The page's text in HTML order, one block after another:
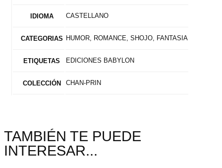
IDIOMA CASTELLANO
CATEGORIAS HUMOR, ROMANCE, SHOJO, FANTASIA
ETIQUETAS EDICIONES BABYLON
COLECCIÓN CHAN-PRIN
TAMBIÉN TE PUEDE
INTERESAR...